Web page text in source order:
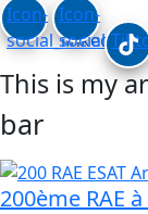
Icon-
social_linkedin
Icon-
This is my
bar
200ème RAE à